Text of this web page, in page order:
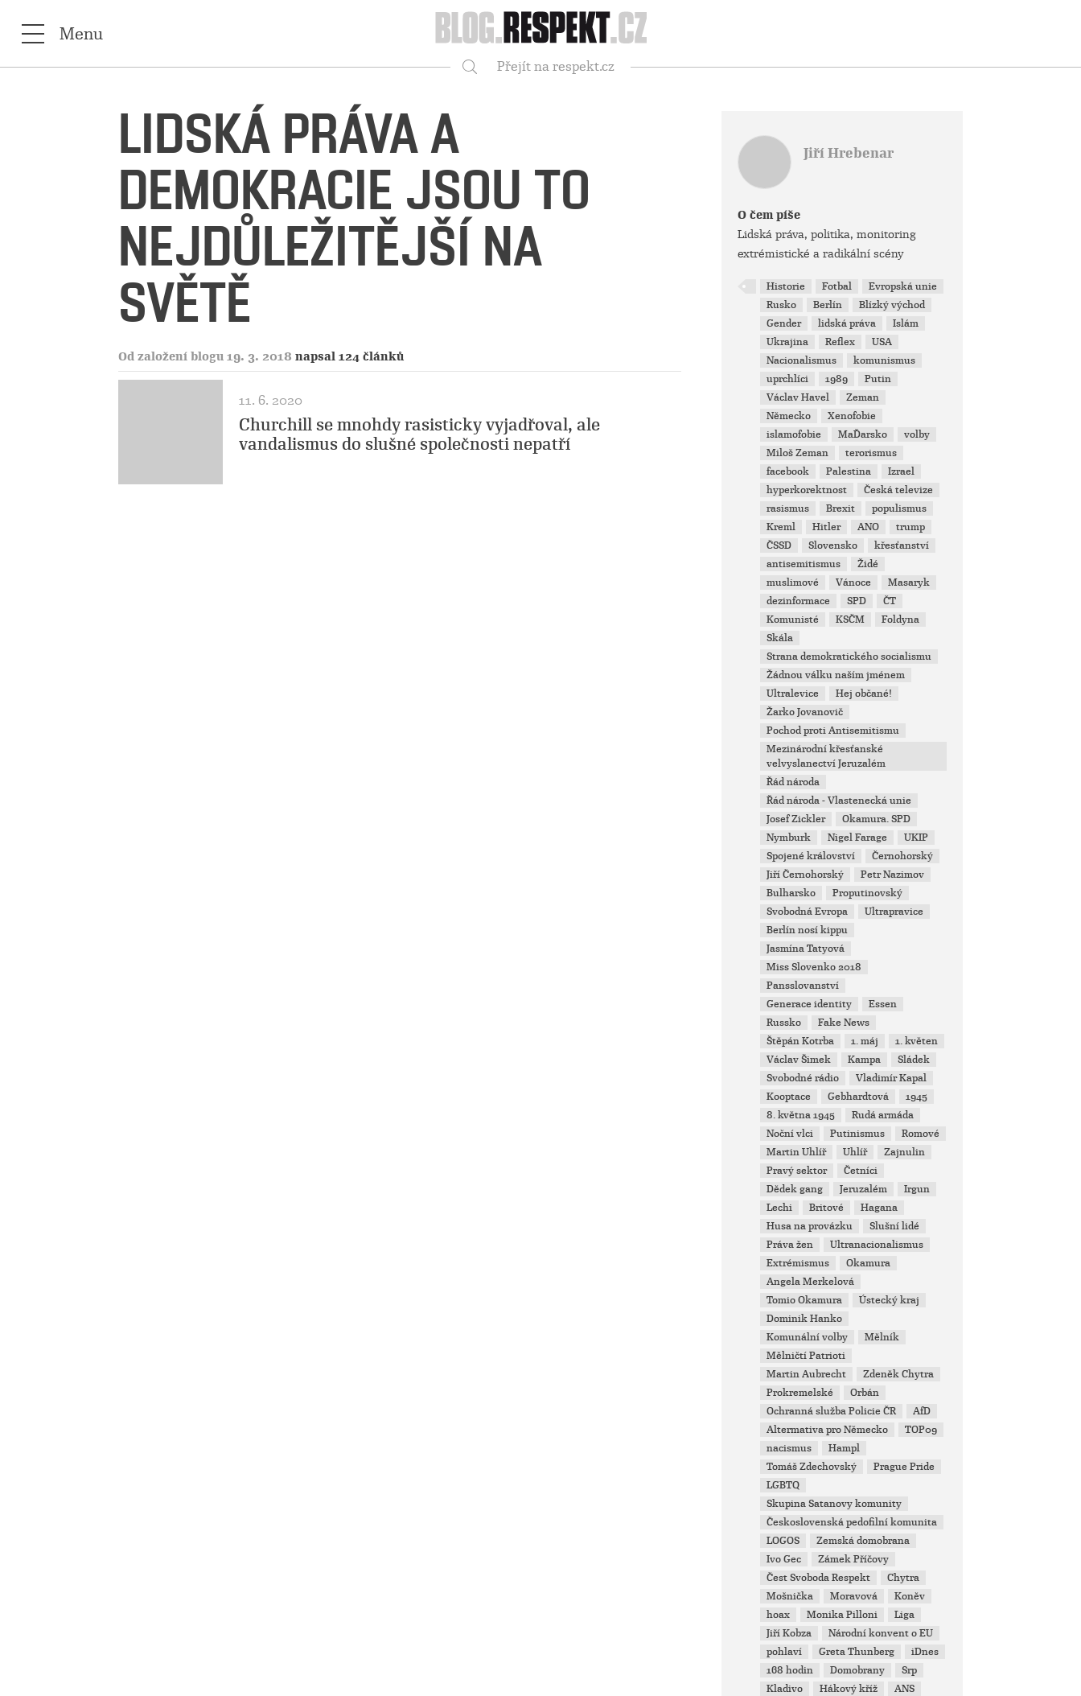
Respekt
Menu
Přejít na respekt.cz
LIDSKÁ PRÁVA A
DEMOKRACIE JSOU TO
NEJDŮLEŽITĚJŠÍ NA
SVĚTĚ
Od založení blogu 19. 3. 2018 napsal 124 článků
11. 6. 2020
Churchill se mnohdy rasisticky vyjadřoval, ale
vandalismus do slušné společnosti nepatří
Jiří Hrebenar
O čem píše
Lidská práva, politika, monitoring
extrémistické a radikální scény
Historie Fotbal
Evropská unie
Rusko
Berlín
Blízký východ
Gender
lidská práva
Islám
Ukrajina
Reflex
USA
Nacionalismus
komunismus
uprchlíci
1989
Putin
Václav Havel
Zeman
Německo
Xenofobie
islamofobie
MaĎarsko
volby
Miloš Zeman
terorismus
facebook
Palestina
Izrael
hyperkorektnost
Česká televize
rasismus
Brexit
populismus
Kreml
Hitler ANO
trump
ČSSD
Slovensko
křesťanství
antisemitismus
Židé
muslimové
Vánoce
Masaryk
dezinformace
SPD
ČT
Komunisté
KSČM
Foldyna
Skála
Strana demokratického socialismu
Žádnou válku naším jménem
Ultralevice
Hej občané!
Žarko Jovanovič
Pochod proti Antisemitismu
Mezinárodní křesťanské
velvyslanectví Jeruzalém
Řád národa
Řád národa - Vlastenecká unie
Josef Zickler
Okamura. SPD
Nymburk
Nigel Farage
UKIP
Spojené království
Černohorský
Jiří Černohorský
Petr Nazimov
Bulharsko
Proputinovský
Svobodná Evropa
Ultrapravice
Berlín nosí kippu
Jasmína Tatyová
Miss Slovenko 2018
Pansslovanství
Generace identity
Essen
Russko
Fake News
Štěpán Kotrba
1. máj
1. květen
Václav Šimek
Kampa
Sládek
Svobodné rádio
Vladimír Kapal
Kooptace
Gebhardtová
1945
8. května 1945
Rudá armáda
Noční vlci
Putinismus
Romové
Martin Uhlíř
Uhlíř
Zajnulin
Pravý sektor
Četníci
Dědek gang
Jeruzalém
Irgun
Lechi
Britové
Hagana
Husa na provázku
Slušní lidé
Práva žen
Ultranacionalismus
Extrémismus
Okamura
Angela Merkelová
Tomio Okamura
Ústecký kraj
Dominik Hanko
Komunální volby
Mělník
Mělničtí Patrioti
Martin Aubrecht
Zdeněk Chytra
Prokremelské
Orbán
Ochranná služba Policie ČR
AfD
Altermativa pro Německo
TOP09
nacismus
Hampl
Tomáš Zdechovský
Prague Pride
LGBTQ
Skupina Satanovy komunity
Československá pedofilní komunita
LOGOS
Zemská domobrana
Ivo Gec
Zámek Příčovy
Čest Svoboda Respekt
Chytra
Mošnička
Moravová
Koněv
hoax
Monika Pilloni
Liga
Jiří Kobza
Národní konvent o EU
pohlaví
Greta Thunberg
iDnes
168 hodin
Domobrany
Srp
Kladivo
Hákový kříž
ANS